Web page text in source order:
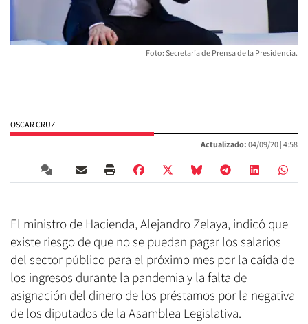
Foto: Secretaría de Prensa de la Presidencia.
OSCAR CRUZ
Actualizado:04/09/20 |4:58
El ministro de Hacienda, Alejandro Zelaya, indicó que
existe riesgo de que no se puedan pagar los salarios
del sector público para el próximo mes por la caída de
los ingresos durante la pandemia y la falta de
asignación del dinero de los préstamos por la negativa
de los diputados de la Asamblea Legislativa.